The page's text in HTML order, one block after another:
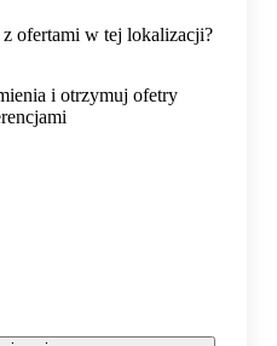
ofertami w tej lokalizacji?
i otrzymuj ofetry